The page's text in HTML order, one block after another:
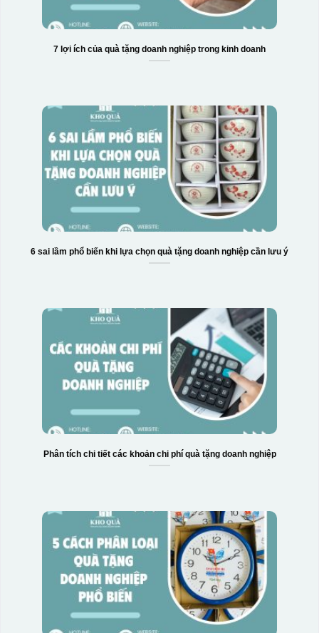
7 lợi ích của quà tặng doanh nghiệp trong kinh doanh
6 sai lầm phổ biến khi lựa chọn quà tặng doanh nghiệp cần lưu ý
Phân tích chi tiết các khoản chi phí quà tặng doanh nghiệp